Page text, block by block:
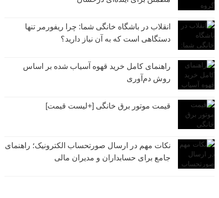
انقلاب در باشگاه خانگی شما: چرا ریفورمر تنها
دستگاهی است که به آن نیاز دارید؟
راهنمای کامل خرید قهوه آسیاب شده بر اساس
روش دم‌آوری
قیمت موتور برق خانگی [+لیست قیمت]
نکات مهم در ارسال صورتحساب الکترونیک؛ راهنمای
جامع برای حسابداران و مدیران مالی